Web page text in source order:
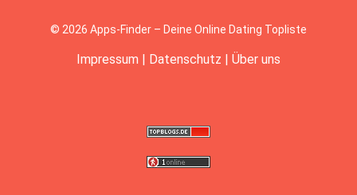
© 2026 Apps-Finder – Deine Online Dating Topliste
Impressum | Datenschutz | Über uns